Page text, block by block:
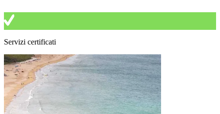
Servizi certificati